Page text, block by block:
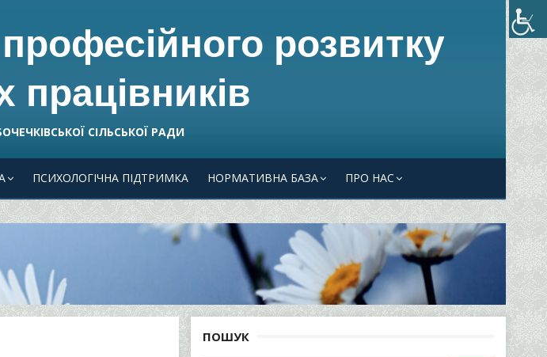
розвитку
працівників
СІЛЬСЬКОЇ РАДИ
ПСИХОЛОГІЧНА ПІДТРИМКА НОРМАТИВНА БАЗА ПРО НАС
ПОШУК